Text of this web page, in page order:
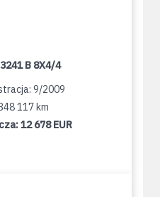
B 8X4/4
9/2009
117 km
12 678 EUR